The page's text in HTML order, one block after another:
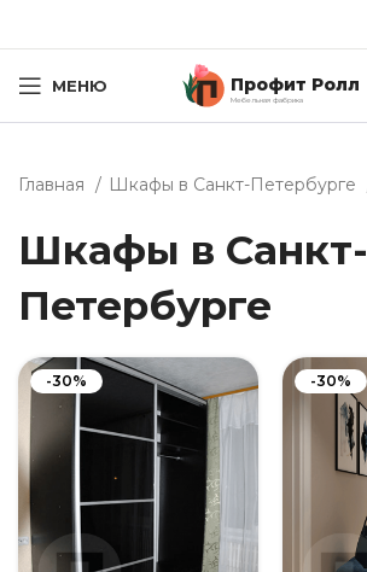
МЕНЮ Профит Ролл
Мебельная фабрика
Главная Шкафы в Санкт-Петербурге
Шкафы в Санкт-
Петербурге
-30% -30%